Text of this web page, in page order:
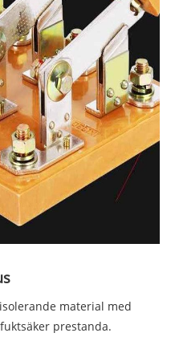
material med
prestanda.